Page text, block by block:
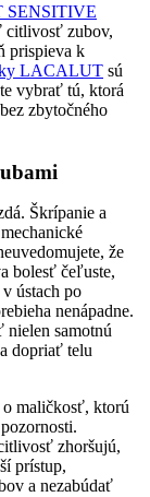
citlivosť zubov,
prispieva k
LACALUT sú
vybrať tú, ktorá
zbytočného
Škrípanie a
že
bolesť čeľuste,
ústach po
nenápadne.
samotnú
dopriať telu
o maličkosť, ktorú
zhoršujú,
prístup,
a nezabúdať